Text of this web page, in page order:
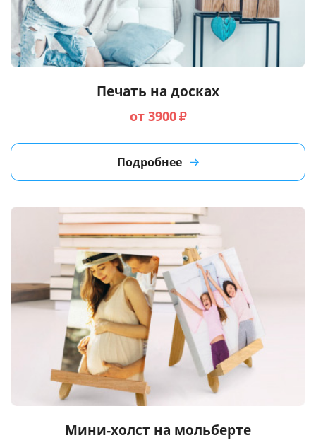
Печать на досках
от 3900₽
Подробнее
Мини-холст на мольберте